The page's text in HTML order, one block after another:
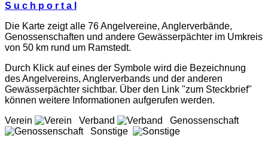
S u c h p o r t a l
Die Karte zeigt alle 76 Angelvereine, Anglerverbände,
Genossenschaften und andere Gewässerpächter im Umkreis
von 50 km rund um Ramstedt.
Durch Klick auf eines der Symbole wird die Bezeichnung
des Angelvereins, Anglerverbands und der anderen
Gewässerpächter sichtbar. Über den Link "zum Steckbrief"
können weitere Informationen aufgerufen werden.
Verein
Verband
Genossenschaft
Sonstige